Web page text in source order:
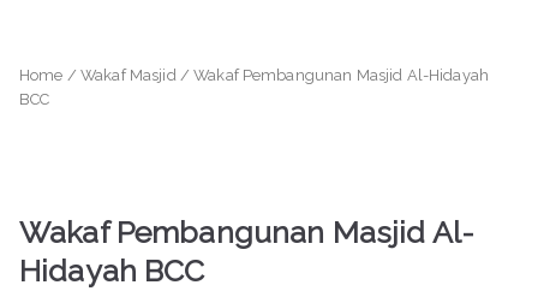
Home / Wakaf Masjid / Wakaf Pembangunan Masjid Al-Hidayah
BCC
Wakaf Pembangunan Masjid Al-
Hidayah BCC